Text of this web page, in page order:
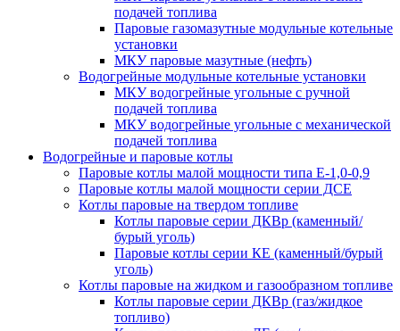
подачей топлива
Паровые газомазутные модульные котельные
установки
МКУ паровые мазутные (нефть)
Водогрейные модульные котельные установки
МКУ водогрейные угольные с ручной
подачей топлива
МКУ водогрейные угольные с механической
подачей топлива
Водогрейные и паровые котлы
Паровые котлы малой мощности типа Е-1,0-0,9
Паровые котлы малой мощности серии ДСЕ
Котлы паровые на твердом топливе
Котлы паровые серии ДКВр (каменный/
бурый уголь)
Паровые котлы серии КЕ (каменный/бурый
уголь)
Котлы паровые на жидком и газообразном топливе
Котлы паровые серии ДКВр (газ/жидкое
топливо)